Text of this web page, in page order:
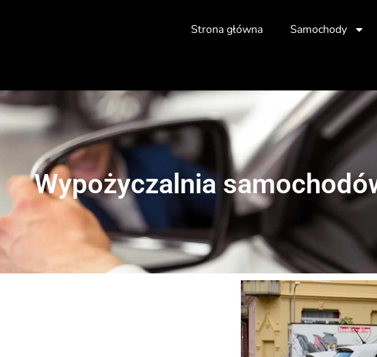
Strona główna Samochody
Wypożyczalnia